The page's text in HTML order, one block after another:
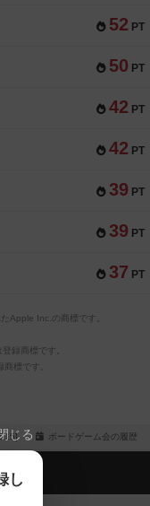
52 PT
50 PT
42 PT
42 PT
39 PT
39 PT
37 PT
Apple Inc.の商標です。
録商標です。
標です。
ボードゲーム会の履歴
じる
し